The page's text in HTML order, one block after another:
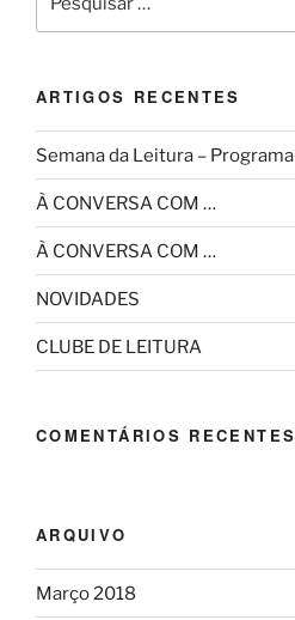
por:
ARTIGOS RECENTES
Semana da Leitura – Programa
À CONVERSA COM …
À CONVERSA COM …
NOVIDADES
CLUBE DE LEITURA
COMENTÁRIOS RECENTES
ARQUIVO
Março 2018